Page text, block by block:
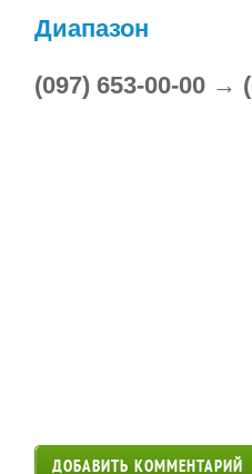
Диапазон
(097) 653-00-00 →
ДОБАВИТЬ КОММЕНТАРИЙ